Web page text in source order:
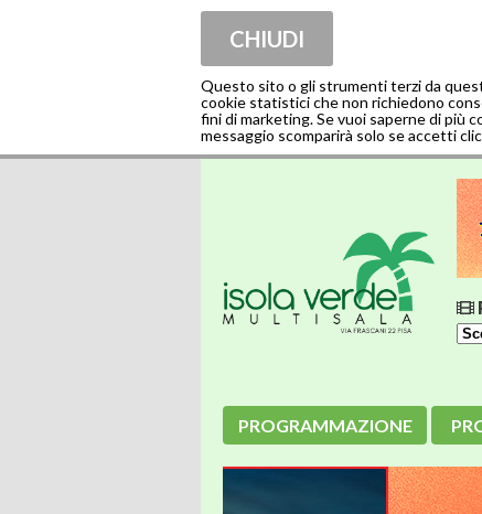
CHIUDI
Questo sito o gli strumenti terzi da
cookie statistici che non richiedono
fini di marketing. Se vuoi saperne di più
messaggio scomparirà solo se accetti
PROGRAMMAZIONE